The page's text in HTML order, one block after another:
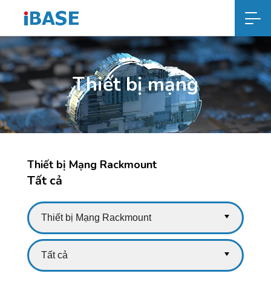
Thiết bị mạng
Thiết bị Mạng Rackmount
Tất cả